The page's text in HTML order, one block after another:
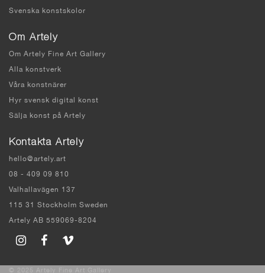
Svenska konstskolor
Om Artely
Om Artely Fine Art Gallery
Alla konstverk
Våra konstnärer
Hyr svensk digital konst
Sälja konst på Artely
Kontakta Artely
hello@artely.art
08 - 409 09 810
Valhallavägen 137
115 31 Stockholm Sweden
Artely AB 559069-8204
© 2025 Artely Fine Art Gallery